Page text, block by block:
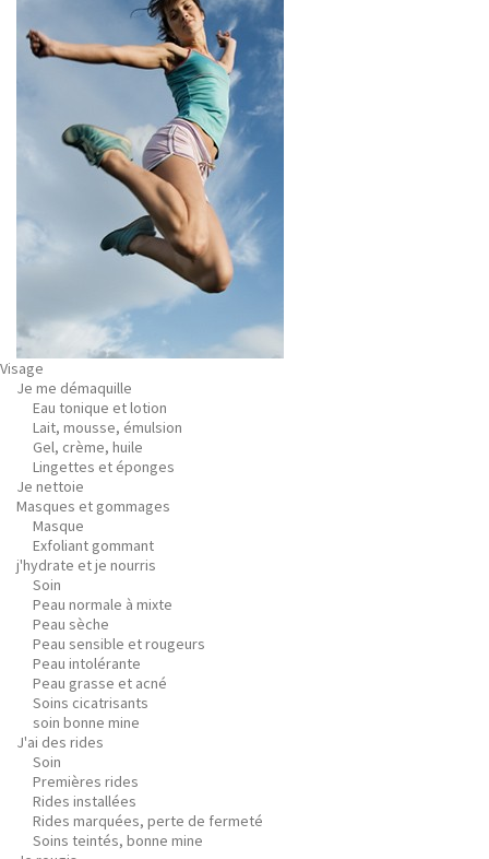
Visage
Je me démaquille
Eau tonique et lotion
Lait, mousse, émulsion
Gel, crème, huile
Lingettes et éponges
Je nettoie
Masques et gommages
Masque
Exfoliant gommant
j'hydrate et je nourris
Soin
Peau normale à mixte
Peau sèche
Peau sensible et rougeurs
Peau intolérante
Peau grasse et acné
Soins cicatrisants
soin bonne mine
J'ai des rides
Soin
Premières rides
Rides installées
Rides marquées, perte de fermeté
Soins teintés, bonne mine